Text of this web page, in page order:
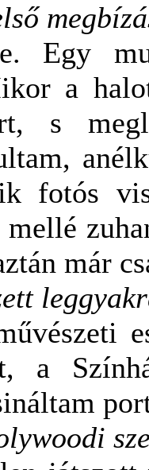
Egy
a
s
fotós
már
a